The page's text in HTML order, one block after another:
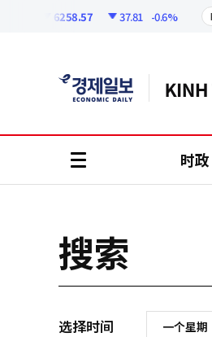
6258.57 37.81 -0.6%
时政
搜索
选择时间 一个星期